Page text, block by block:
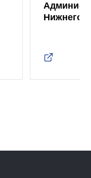
Нижнего